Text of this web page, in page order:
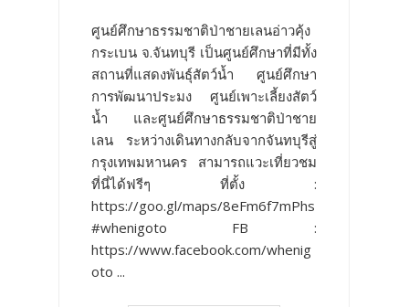
ศูนย์ศึกษาธรรมชาติป่าชายเลนอ่าวคุ้ง
กระเบน จ.จันทบุรี เป็นศูนย์ศึกษาที่มีทั้ง
สถานที่แสดงพันธุ์สัตว์น้ำ ศูนย์ศึกษา
การพัฒนาประมง ศูนย์เพาะเลี้ยงสัตว์
น้ำ และศูนย์ศึกษาธรรมชาติป่าชาย
เลน ระหว่างเดินทางกลับจากจันทบุรีสู่
กรุงเทพมหานคร สามารถแวะเที่ยวชม
ที่นี่ได้ฟรีๆ ที่ตั้ง :
https://goo.gl/maps/8eFm6f7mPhs
#whenigoto FB :
https://www.facebook.com/whenig
oto ...